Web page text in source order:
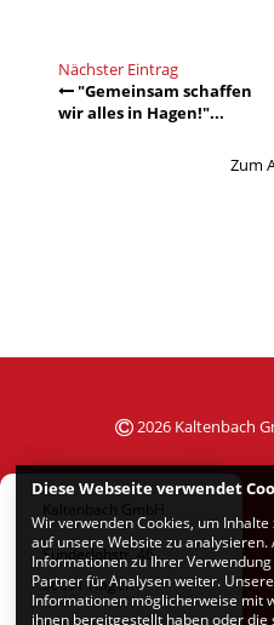
Nächster Eintrag
"Gemeinsam schaffen
wir alles in Hagen!"...
Zum
2026 Kaltenbach
Kaltenbach GmbH
Sunderlohstr. 46
58091 Hagen
Diese Webseite verwendet
Wir verwenden Cookies, um
auf unsere Website zu
Informationen zu Ihrer
Partner für Analysen weiter.
Informationen möglicherweise mit
ihnen bereitgestellt haben oder